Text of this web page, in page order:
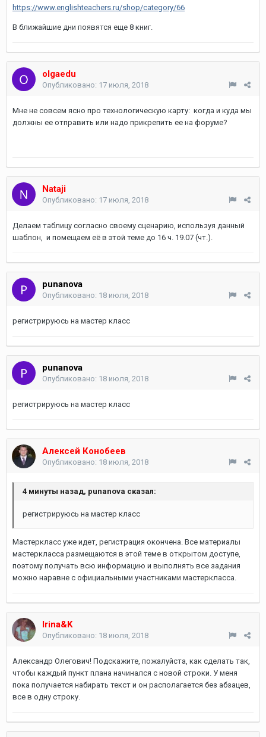
https://www.englishteachers.ru/shop/category/66
В ближайшие дни появятся еще 8 книг.
olgaedu
Опубликовано: 17 июля, 2018
Мне не совсем ясно про технологическую карту: когда и куда мы
должны ее отправить или надо прикрепить ее на форуме?
Nataji
Опубликовано: 17 июля, 2018
Делаем таблицу согласно своему сценарию, используя данный
шаблон, и помещаем её в этой теме до 16 ч. 19.07 (чт.).
punanova
Опубликовано: 18 июля, 2018
регистрируюсь на мастер класс
punanova
Опубликовано: 18 июля, 2018
регистрируюсь на мастер класс
Алексей Конобеев
Опубликовано: 18 июля, 2018
4 минуты назад, punanova сказал:
регистрируюсь на мастер класс
Мастеркласс уже идет, регистрация окончена. Все материалы
мастеркласса размещаются в этой теме в открытом доступе,
поэтому получать всю информацию и выполнять все задания
можно наравне с официальными участниками мастеркласса.
Irina&K
Опубликовано: 18 июля, 2018
Александр Олегович! Подскажите, пожалуйста, как сделать так,
чтобы каждый пункт плана начинался с новой строки. У меня
пока получается набирать текст и он располагается без абзацев,
все в одну строку.